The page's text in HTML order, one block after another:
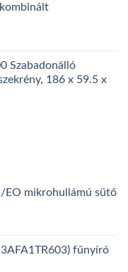
Ft.
Szabadonálló
186 x 59.5 x
EO mikrohullámú sütő
fűnyíró